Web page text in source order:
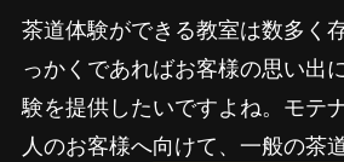
茶道体験ができる教室は数多く
っかくであればお客様の思い出
験を提供したいですよね。モテ
人のお客様へ向けて、一般の茶